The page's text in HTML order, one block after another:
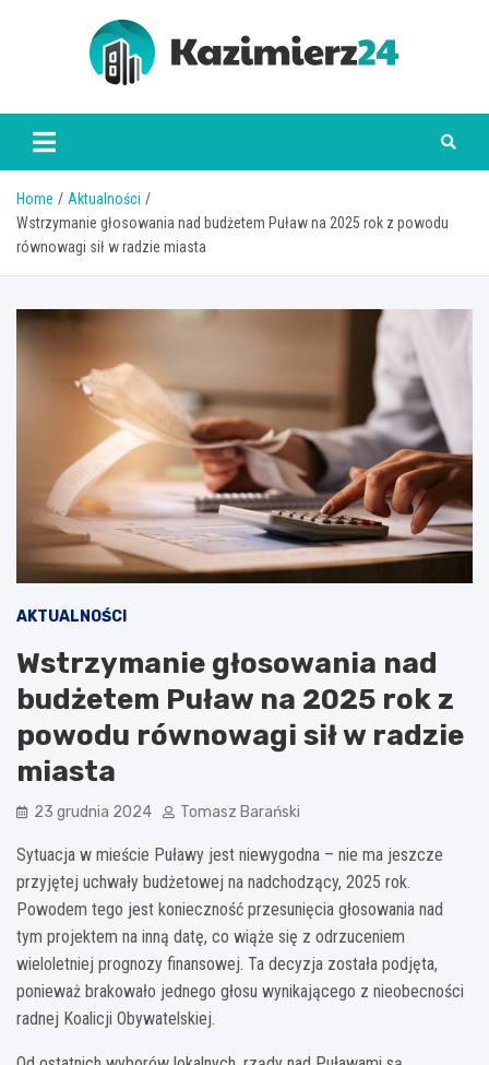
kazimierz24.pl
Home
Aktualności
Wstrzymanie głosowania nad budżetem Puław na 2025 rok z powodu
równowagi sił w radzie miasta
AKTUALNOŚCI
Wstrzymanie głosowania nad
budżetem Puław na 2025 rok z
powodu równowagi sił w radzie
miasta
23 grudnia 2024 Tomasz Barański
Sytuacja w mieście Puławy jest niewygodna – nie ma jeszcze
przyjętej uchwały budżetowej na nadchodzący, 2025 rok.
Powodem tego jest konieczność przesunięcia głosowania nad
tym projektem na inną datę, co wiąże się z odrzuceniem
wieloletniej prognozy finansowej. Ta decyzja została podjęta,
ponieważ brakowało jednego głosu wynikającego z nieobecności
radnej Koalicji Obywatelskiej.